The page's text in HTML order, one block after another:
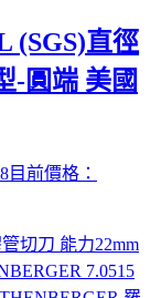
(SGS)直徑
-圓端 美國
目前價格：
切刀 能力22mm